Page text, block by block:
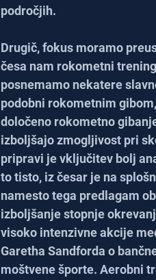
področjih.
Drugič, fokus moramo
česa nam rokometni
posnemamo nekatere
podobni rokometnim
določeno rokometno
izboljšajo zmogljivost pri
pripravi je vključitev bolj
to tisto, iz česar je na
namesto tega predlagam
izboljšanje stopnje
visoko intenzivne akcije
Garetha Sandforda o
moštvene športe. Aerobni